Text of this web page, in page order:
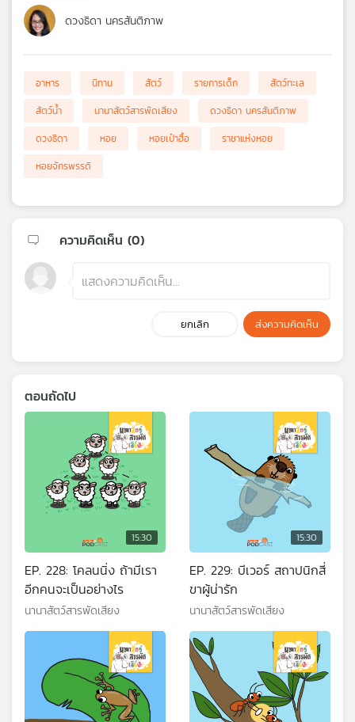
ดวงธิดา นครสันติภาพ
อาหาร นิทาน สัตว์ รายการเด็ก
สัตว์ทะเล
สัตว์น้ำ
นานาสัตว์สารพัดเสียง
ดวงธิดา นครสันติภาพ
ดวงธิดา
หอย หอยเป๋าฮื้อ
ราชาแห่งหอย
หอยจักรพรรดิ
ความคิดเห็น (0)
ยกเลิก ส่งความคิดเห็น
ตอนถัดไป
15:30
EP. 228: โคลนนิ่ง ถ้ามีเรา
อีกคนจะเป็นอย่างไร
นานาสัตว์สารพัดเสียง
15:30
EP. 229: บีเวอร์ สถาปนิกสี่
ขาผู้น่ารัก
นานาสัตว์สารพัดเสียง